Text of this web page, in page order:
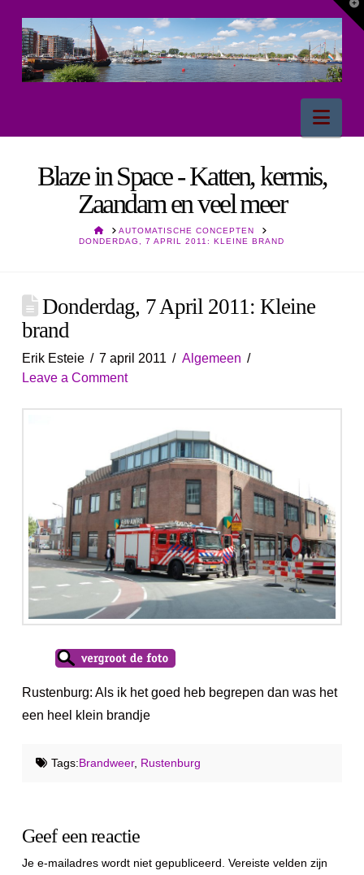
Blaze in Space - Katten, kermis,
Zaandam en veel meer
HOMEAUTOMATISCHE CONCEPTEN
DONDERDAG, 7 APRIL 2011: KLEINE BRAND
Donderdag, 7 April 2011: Kleine
brand
Erik Esteie 7 april 2011
Algemeen
Leave a Comment
Rustenburg: Als ik het goed heb begrepen dan was het
een heel klein brandje
Tags:Brandweer, Rustenburg
Geef een reactie
Je e-mailadres wordt niet gepubliceerd. Vereiste velden zijn